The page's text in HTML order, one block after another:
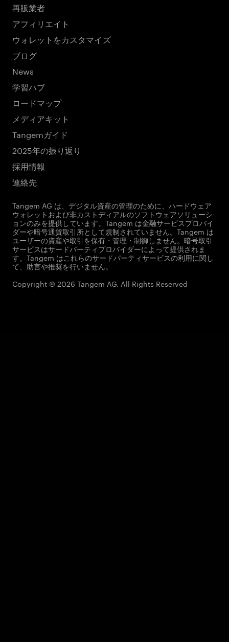
再販業者
アフィリエイト
ウォレットをカスタマイズ
ブログ
News
学習ハブ
ロードマップ
メディアキット
Tangemガイド
2025年の振り返り
採用情報
連絡先
Tangem AG は、デジタル資産の管理のために、ハードウェア
ウォレットおよび非カストディアルのソフトウェアソリューシ
ョンのみを提供しています。Tangem は金融サービスプロバイ
ダーや暗号通貨取引所として規制されていません。Tangem は
ユーザーの資産や取引を保有・管理・制御しません。暗号取引
サービスはサードパーティプロバイダーによって提供されま
す。Tangem はこれらのサードパーティサービスの利用に関し
て、助言や推奨を行いません。